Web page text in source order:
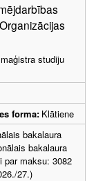
Organizācijas
studiju
forma: Klātiene
bakalaura
bakalaura
par maksu: 3082
27.)